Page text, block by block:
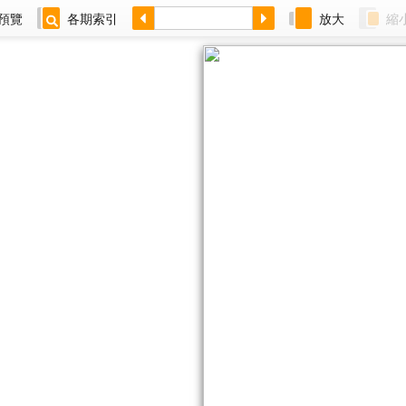
覽 各期索引 放大 縮